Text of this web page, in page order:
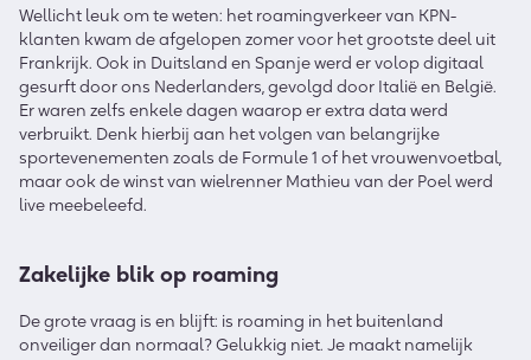
Wellicht leuk om te weten: het roamingverkeer van KPN-
klanten kwam de afgelopen zomer voor het grootste deel uit
Frankrijk. Ook in Duitsland en Spanje werd er volop digitaal
gesurft door ons Nederlanders, gevolgd door Italië en België.
Er waren zelfs enkele dagen waarop er extra data werd
verbruikt. Denk hierbij aan het volgen van belangrijke
sportevenementen zoals de Formule 1 of het vrouwenvoetbal,
maar ook de winst van wielrenner Mathieu van der Poel werd
live meebeleefd.
Zakelijke blik op roaming
De grote vraag is en blijft: is roaming in het buitenland
onveiliger dan normaal? Gelukkig niet. Je maakt namelijk